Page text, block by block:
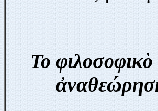
Το
ἀναθεώρηση